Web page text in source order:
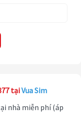
tạiVua Sim
nhà miễn phí (áp